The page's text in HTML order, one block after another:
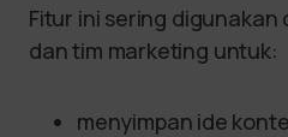
Fitur ini sering
dan tim marketing untuk:
menyimpan ide